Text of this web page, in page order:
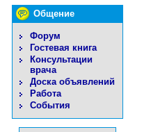
Общение
Форум
Гостевая книга
Консультации
врача
Доска объявлений
Работа
События